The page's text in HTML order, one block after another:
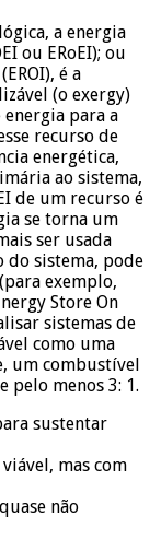
a energia
ou ERoEI); ou
é a
(o exergy)
para a
recurso de
energética,
ao sistema,
de um recurso é
se torna um
ser usada
do sistema, pode
exemplo,
Store On
sistemas de
como uma
um combustível
pelo menos 3: 1.
sustentar
mas com
não